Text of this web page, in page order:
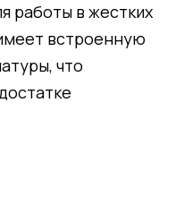
работы в жестких
встроенную
что